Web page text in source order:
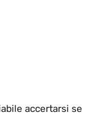
accertarsi se